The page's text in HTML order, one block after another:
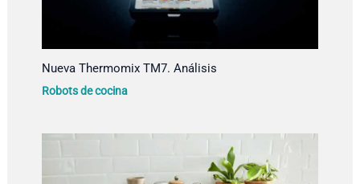
Nueva Thermomix TM7. Análisis
Robots de cocina